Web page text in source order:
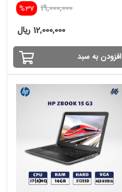
%37 19,000,000
12,000,000 ریال
افزودن به سبد